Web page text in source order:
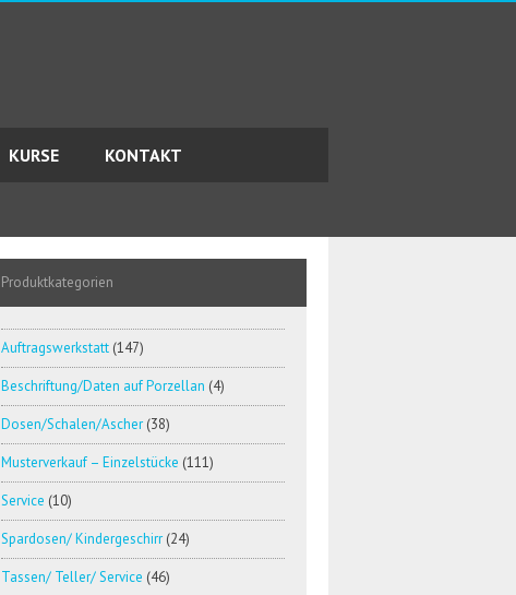
KURSE KONTAKT
Produktkategorien
Auftragswerkstatt (147)
Beschriftung/Daten auf Porzellan (4)
Dosen/Schalen/Ascher (38)
Musterverkauf – Einzelstücke (111)
Service (10)
Spardosen/ Kindergeschirr (24)
Tassen/ Teller/ Service (46)